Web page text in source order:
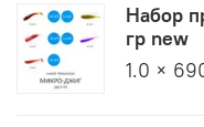
Набор
гр new
1.0 ×